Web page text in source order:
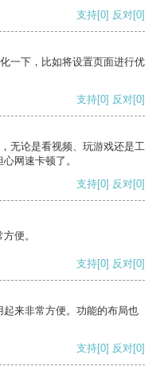
支持[0] 反对[0]
一下，比如将设置页面进行优
支持[0] 反对[0]
无论是看视频、玩游戏还是工
网速卡顿了。
支持[0] 反对[0]
便。
支持[0] 反对[0]
来非常方便。功能的布局也
支持[0] 反对[0]